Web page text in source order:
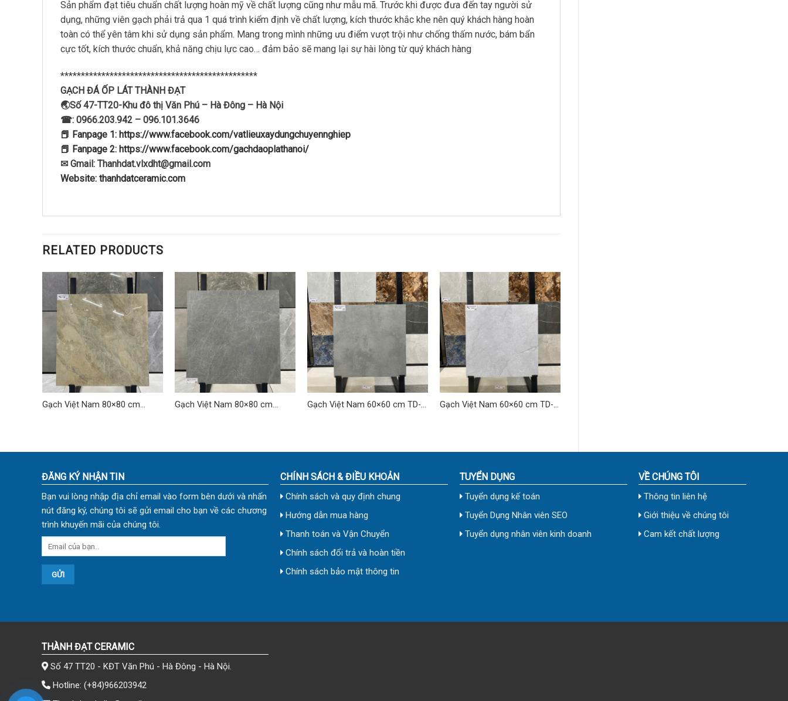
Sản phẩm đạt tiêu chuẩn chất lượng hoàn mỹ về chất lượng cũng như mẫu mã. Trước khi được đưa đến tay người sử
dụng, những viên gạch phải trả qua 1 quá trình kiểm định về chất lượng, kích thước khắc khe nên quý khách hàng hoàn
toàn có thể yên tâm khi sử dụng sản phẩm. Mang trong mình những ưu điểm vượt trội như chống thấm nước, bám bẩn
cực tốt, kích thước chuẩn, khả năng chịu lực cao… đảm bảo sẽ mang lại sự hài lòng từ quý khách hàng
************************************************
GẠCH ĐÁ ỐP LÁT THÀNH ĐẠT
🌏Số 47-TT20-Khu đô thị Văn Phú – Hà Đông – Hà Nội
☎: 0966.203.942 – 096.101.3646
📕 Fanpage 1: https://www.facebook.com/vatlieuxaydungchuyennghiep
📕 Fanpage 2: https://www.facebook.com/gachdaoplathanoi/
✉ Gmail: Thanhdat.vlxdht@gmail.com
Website: thanhdatceramic.com
RELATED PRODUCTS
Gạch Việt Nam 80×80 cm
Gạch Việt Nam 80×80 cm
Gạch Việt Nam 60×60 cm TD-
Gạch Việt Nam 60×60 cm TD-
ĐĂNG KÝ NHẬN TIN
Bạn vui lòng nhập địa chỉ email vào form bên dưới và nhấn
nút đăng ký, chúng tôi sẽ gửi email cho bạn về các chương
trình khuyến mãi của chúng tôi.
CHÍNH SÁCH & ĐIỀU KHOẢN
Chính sách và quy định chung
Hướng dẫn mua hàng
Thanh toán và Vận Chuyển
Chính sách đổi trả và hoàn tiền
Chính sách bảo mật thông tin
TUYỂN DỤNG
Tuyển dụng kế toán
Tuyển Dụng Nhân viên SEO
Tuyển dụng nhân viên kinh doanh
VỀ CHÚNG TÔI
Thông tin liên hệ
Giới thiệu về chúng tôi
Cam kết chất lượng
THÀNH ĐẠT CERAMIC
Số 47 TT20 - KĐT Văn Phú - Hà Đông - Hà Nội.
Hotline: (+84)966203942